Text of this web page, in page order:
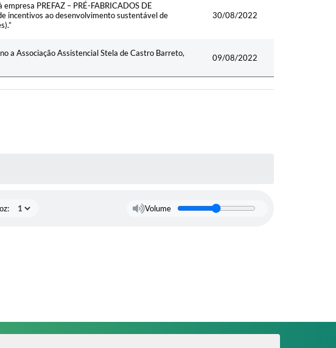
PREFAZ – PRÉ-FABRICADOS DE
incentivos ao desenvolvimento sustentável de
30/08/2022
a Associação Assistencial Stela de Castro Barreto,
09/08/2022
Volume